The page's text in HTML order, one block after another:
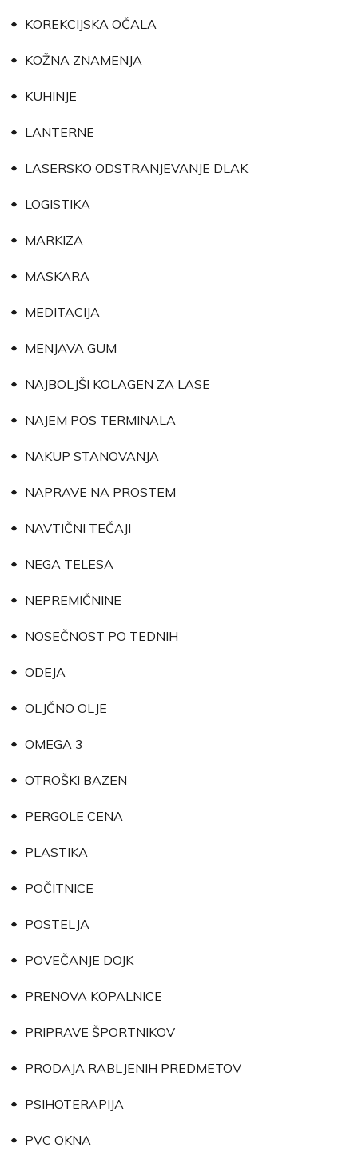
KOREKCIJSKA OČALA
KOŽNA ZNAMENJA
KUHINJE
LANTERNE
LASERSKO ODSTRANJEVANJE DLAK
LOGISTIKA
MARKIZA
MASKARA
MEDITACIJA
MENJAVA GUM
NAJBOLJŠI KOLAGEN ZA LASE
NAJEM POS TERMINALA
NAKUP STANOVANJA
NAPRAVE NA PROSTEM
NAVTIČNI TEČAJI
NEGA TELESA
NEPREMIČNINE
NOSEČNOST PO TEDNIH
ODEJA
OLJČNO OLJE
OMEGA 3
OTROŠKI BAZEN
PERGOLE CENA
PLASTIKA
POČITNICE
POSTELJA
POVEČANJE DOJK
PRENOVA KOPALNICE
PRIPRAVE ŠPORTNIKOV
PRODAJA RABLJENIH PREDMETOV
PSIHOTERAPIJA
PVC OKNA